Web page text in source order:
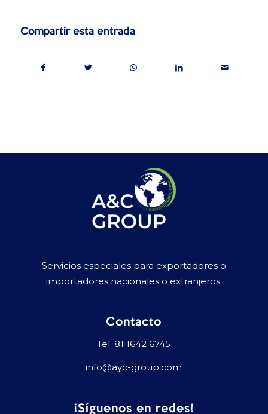
Compartir esta entrada
Servicios especiales para exportadores o
importadores nacionales o extranjeros.
Contacto
Tel. 81 1642 6745
info@ayc-group.com
¡Síguenos en redes!